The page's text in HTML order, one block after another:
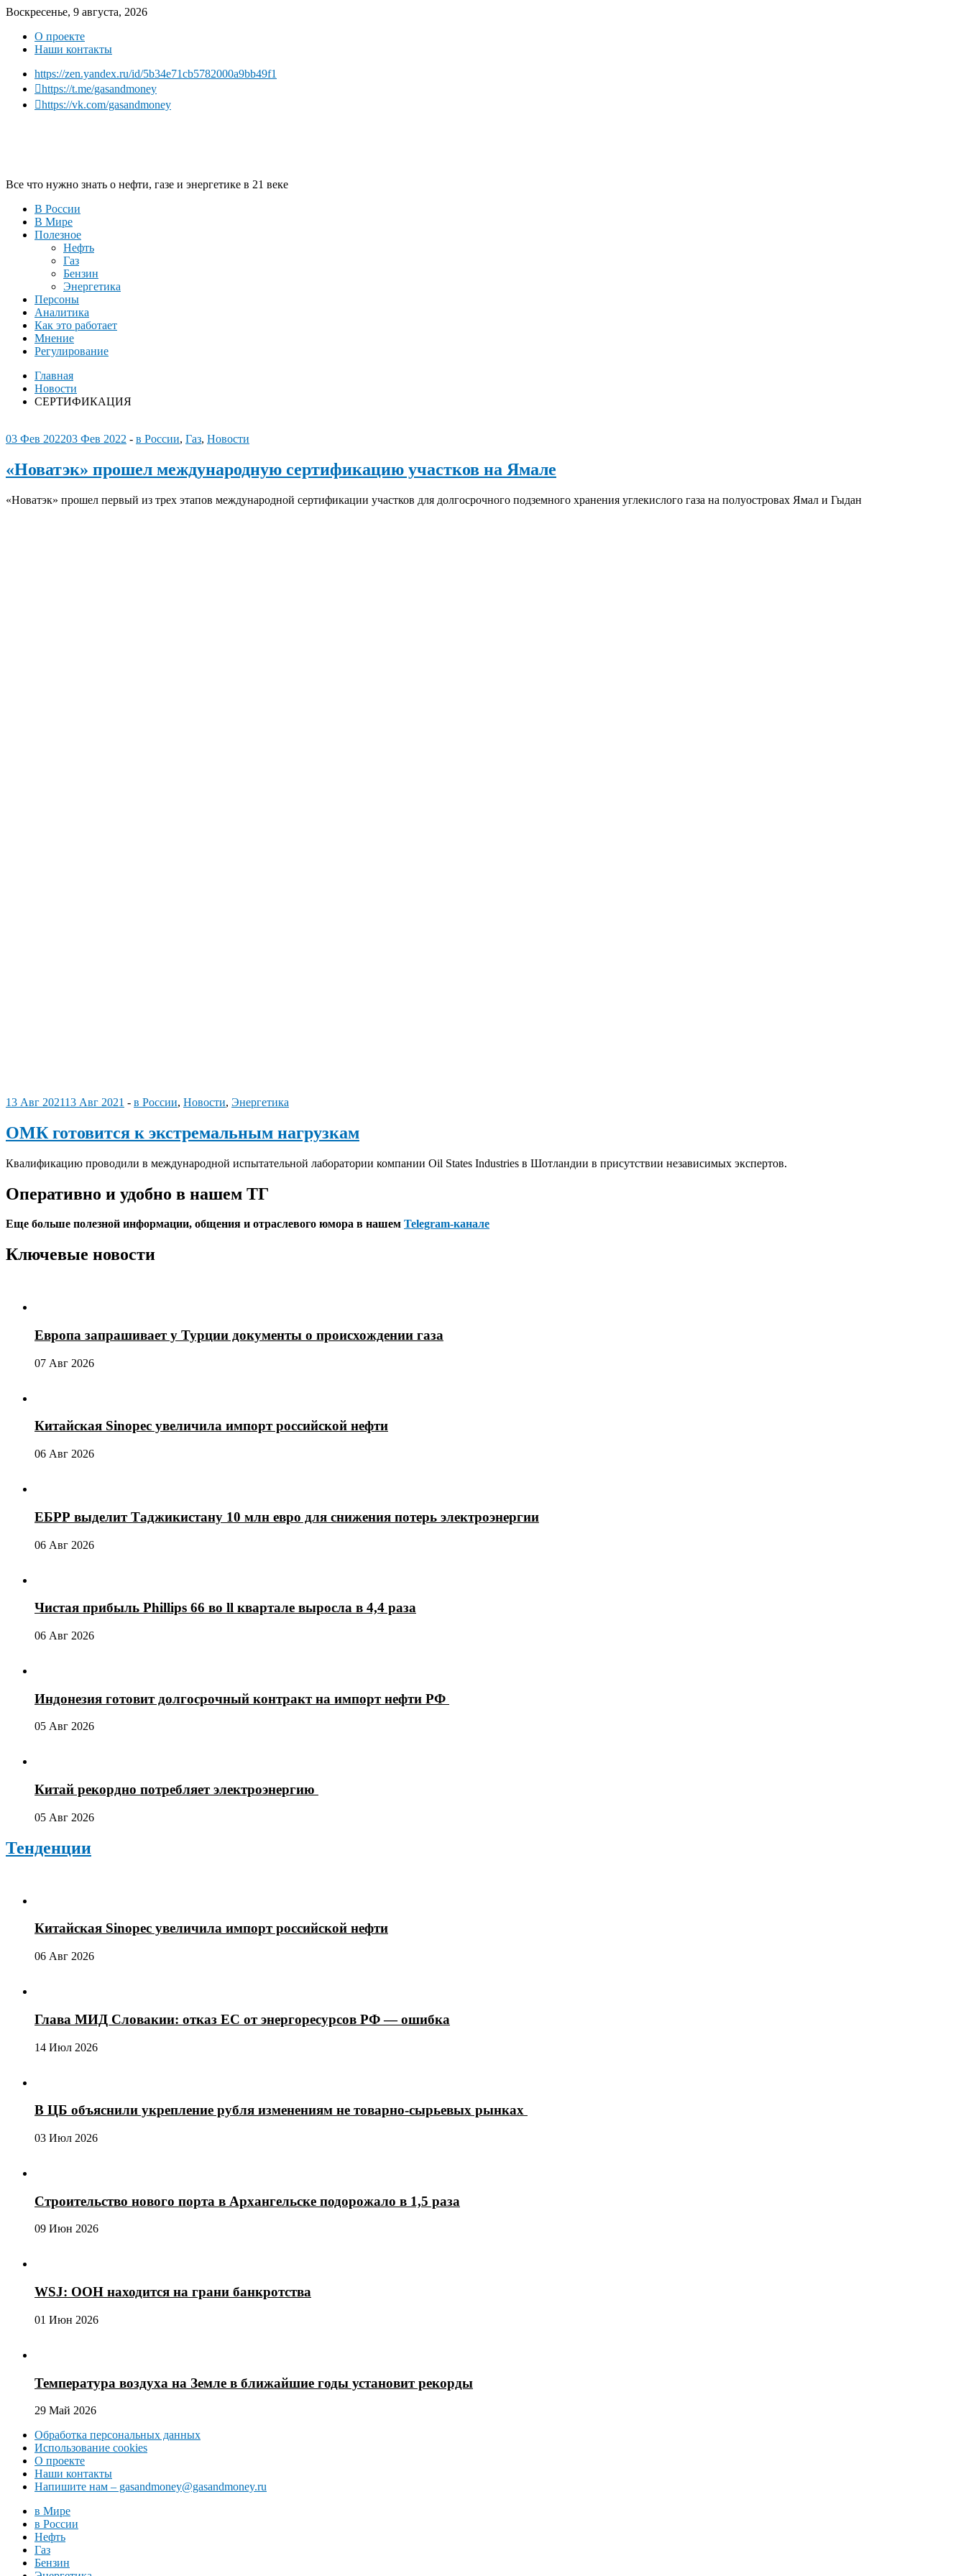
Воскресенье, 9 августа, 2026
О проекте
Наши контакты
https://zen.yandex.ru/id/5b34e71cb5782000a9bb49f1
https://t.me/gasandmoney
https://vk.com/gasandmoney
Все что нужно знать о нефти, газе и энергетике в 21 веке
В России
В Мире
Полезное
Нефть
Газ
Бензин
Энергетика
Персоны
Аналитика
Как это работает
Мнение
Регулирование
Главная
Новости
СЕРТИФИКАЦИЯ
03 Фев 202203 Фев 2022 - в России, Газ, Новости
«Новатэк» прошел международную сертификацию участков на Ямале
«Новатэк» прошел первый из трех этапов международной сертификации участков для долгосрочного подземного хранения углекислого газа на полуостровах Ямал и Гыдан
13 Авг 202113 Авг 2021 - в России, Новости, Энергетика
ОМК готовится к экстремальным нагрузкам
Квалификацию проводили в международной испытательной лаборатории компании Oil States Industries в Шотландии в присутствии независимых экспертов.
Оперативно и удобно в нашем ТГ
Еще больше полезной информации, общения и отраслевого юмора в нашем Telegram-канале
Ключевые новости
Европа запрашивает у Турции документы о происхождении газа
07 Авг 2026
Китайская Sinopec увеличила импорт российской нефти
06 Авг 2026
ЕБРР выделит Таджикистану 10 млн евро для снижения потерь электроэнергии
06 Авг 2026
Чистая прибыль Phillips 66 во ll квартале выросла в 4,4 раза
06 Авг 2026
Индонезия готовит долгосрочный контракт на импорт нефти РФ
05 Авг 2026
Китай рекордно потребляет электроэнергию
05 Авг 2026
Тенденции
Китайская Sinopec увеличила импорт российской нефти
06 Авг 2026
Глава МИД Словакии: отказ ЕС от энергоресурсов РФ — ошибка
14 Июл 2026
В ЦБ объяснили укрепление рубля изменениям не товарно-сырьевых рынках
03 Июл 2026
Строительство нового порта в Архангельске подорожало в 1,5 раза
09 Июн 2026
WSJ: ООН находится на грани банкротства
01 Июн 2026
Температура воздуха на Земле в ближайшие годы установит рекорды
29 Май 2026
Обработка персональных данных
Использование cookies
О проекте
Наши контакты
Напишите нам – gasandmoney@gasandmoney.ru
в Мире
в России
Нефть
Газ
Бензин